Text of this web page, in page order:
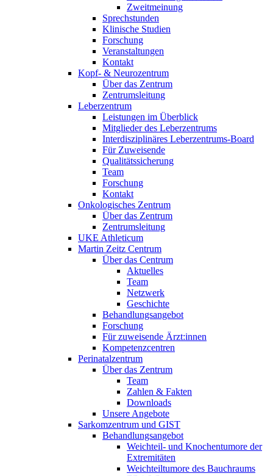
Zweitmeinung
Sprechstunden
Klinische Studien
Forschung
Veranstaltungen
Kontakt
Kopf- & Neurozentrum
Über das Zentrum
Zentrumsleitung
Leberzentrum
Leistungen im Überblick
Mitglieder des Leberzentrums
Interdisziplinäres Leberzentrums-Board
Für Zuweisende
Qualitätssicherung
Team
Forschung
Kontakt
Onkologisches Zentrum
Über das Zentrum
Zentrumsleitung
UKE Athleticum
Martin Zeitz Centrum
Über das Centrum
Aktuelles
Team
Netzwerk
Geschichte
Behandlungsangebot
Forschung
Für zuweisende Ärzt:innen
Kompetenzcentren
Perinatalzentrum
Über das Zentrum
Team
Zahlen & Fakten
Downloads
Unsere Angebote
Sarkomzentrum und GIST
Behandlungsangebot
Weichteil- und Knochentumore der
Extremitäten
Weichteiltumore des Bauchraums